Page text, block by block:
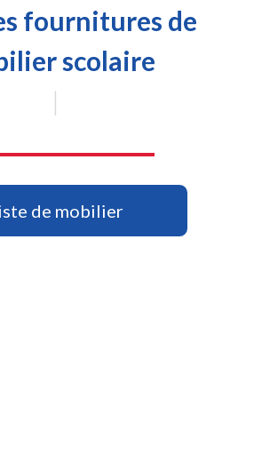
fournitures de
scolaire
|
de mobilier